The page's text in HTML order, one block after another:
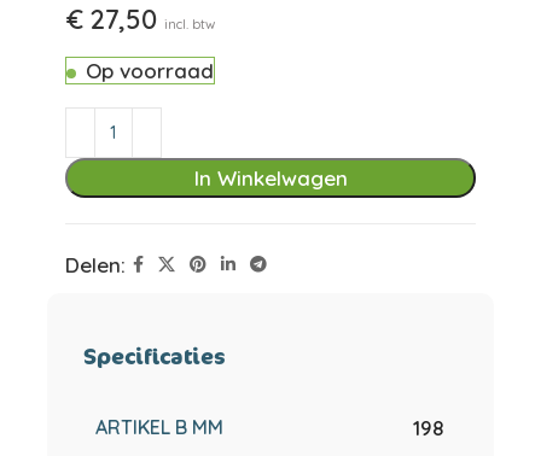
€27,50 incl. btw
Op voorraad
In Winkelwagen
Delen:
Specificaties
ARTIKEL B MM 198